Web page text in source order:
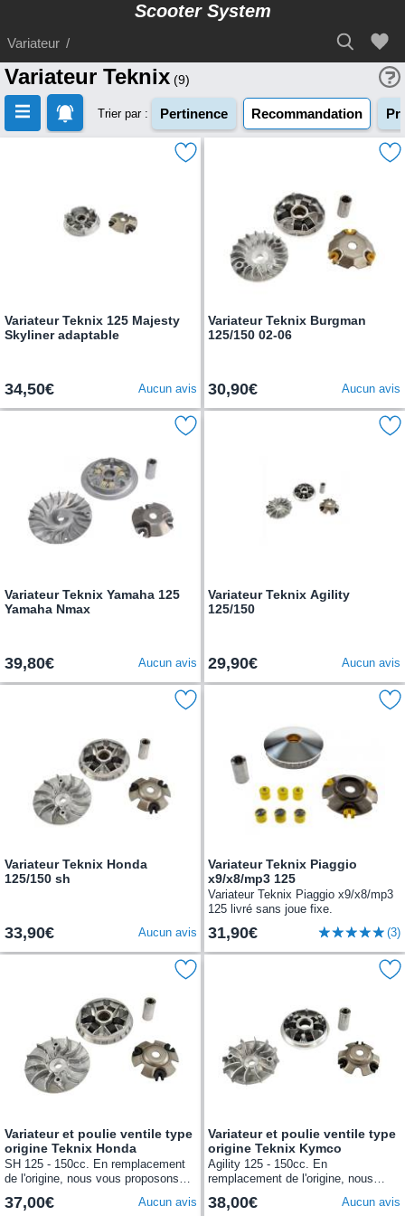
Scooter System
Variateur
Variateur Teknix
Trier par : Pertinence Recommandation
Variateur Teknix 125 Majesty
Skyliner adaptable
34,50€ Aucun avis
Variateur Teknix Burgman
125/150 02-06
30,90€ Aucun avis
Variateur Teknix Yamaha 125
Yamaha Nmax
39,80€ Aucun avis
Variateur Teknix Agility
125/150
29,90€ Aucun avis
Variateur Teknix Honda
125/150 sh
33,90€ Aucun avis
Variateur Teknix Piaggio
x9/x8/mp3 125
Variateur Teknix Piaggio x9/x8/mp3
125 livré sans joue fixe.
31,90€ (3)
Variateur et poulie ventile type
origine Teknix Honda
SH 125 - 150cc. En remplacement
de l'origine, nous vous proposons
ventilée type origine Teknix pour
37,00€ Aucun avis
Variateur et poulie ventile type
origine Teknix Kymco
Agility 125 - 150cc. En
remplacement de l'origine, nous
variateur et poulie ventilée type
38,00€ Aucun avis